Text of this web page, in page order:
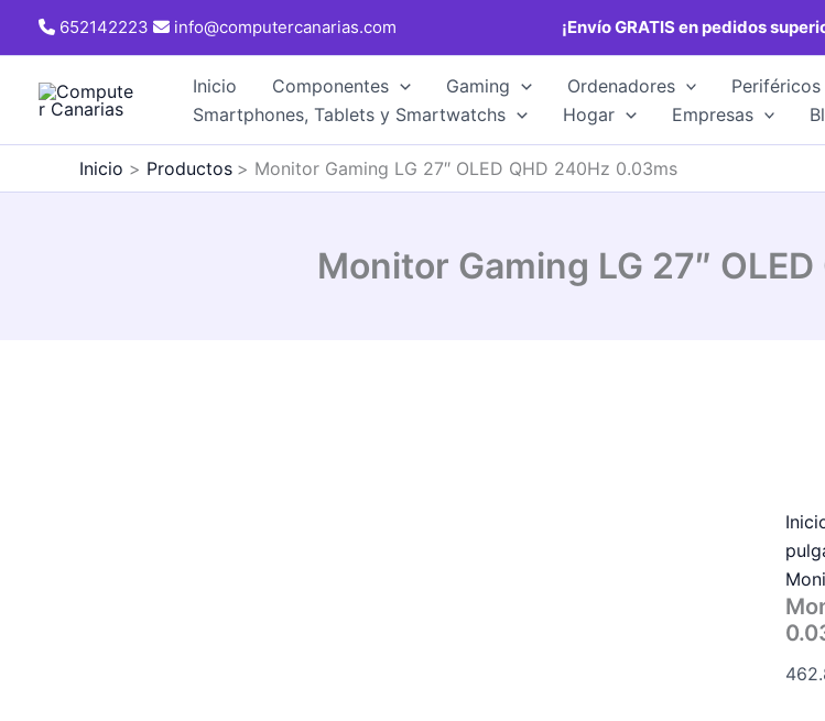
652142223 info@computercanarias.com ¡Envío GRATIS en pedidos
Inicio Componentes Gaming Ordenadores Periféricos
Smartphones, Tablets y Smartwatchs
Hogar Empresas
Inicio Productos Monitor Gaming LG 27″ OLED QHD 240Hz 0.03ms
Monitor Gaming LG 27″